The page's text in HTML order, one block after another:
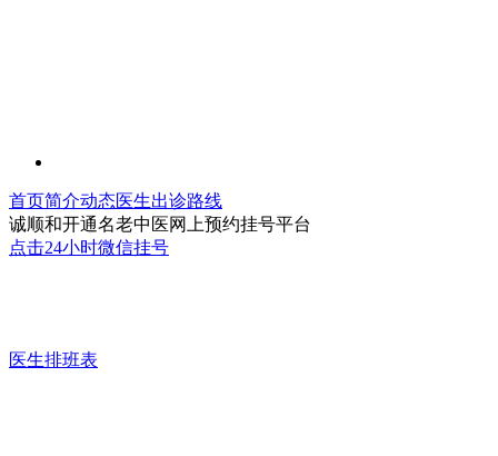
首页简介动态医生出诊路线
诚顺和开通名老中医网上预约挂号平台
点击24小时微信挂号
医生排班表